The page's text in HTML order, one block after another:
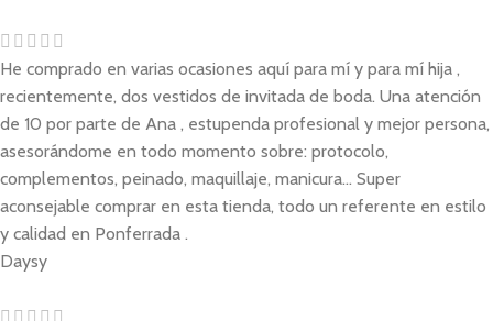
He comprado en varias ocasiones aquí para mí y para mí hija ,
recientemente, dos vestidos de invitada de boda. Una atención
de 10 por parte de Ana , estupenda profesional y mejor persona,
asesorándome en todo momento sobre: protocolo,
complementos, peinado, maquillaje, manicura... Super
aconsejable comprar en esta tienda, todo un referente en estilo
y calidad en Ponferrada .
Daysy